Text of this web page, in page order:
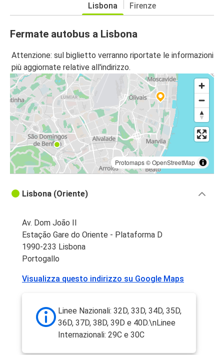
Lisbona Firenze
Fermate autobus a Lisbona
Attenzione: sul biglietto verranno riportate le informazioni
più aggiornate relative all'indirizzo.
Protomaps©OpenStreetMap
Lisbona (Oriente)
Av. Dom João II
Estação Gare do Oriente - Plataforma D
1990-233 Lisbona
Portogallo
Visualizza questo indirizzo su Google Maps
Linee Nazionali: 32D, 33D, 34D, 35D,
36D, 37D, 38D, 39D e 40D.\nLinee
Internazionali: 29C e 30C